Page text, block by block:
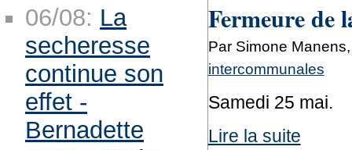
Fermeure de
Par Simone
intercommunales
Samedi 25 mai.
Lire la suite
06/08: La
secheresse
continue son
effet -
Bernadette